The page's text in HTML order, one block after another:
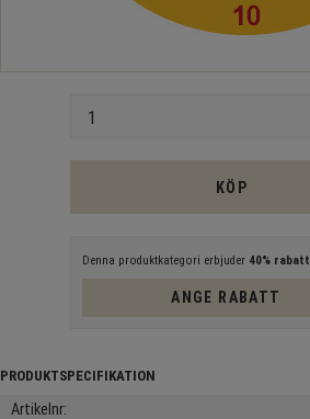
KÖP
Denna produktkategori erbjuder 40% rabatt
ANGE RABATT
Artikelnr